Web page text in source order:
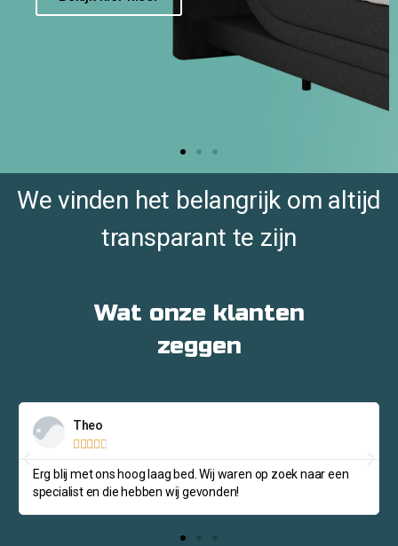
We vinden het belangrijk om altijd
transparant te zijn
Wat onze klanten
zeggen
Theo
   
Erg blij met ons hoog laag bed. Wij waren op zoek naar een
specialist en die hebben wij gevonden!